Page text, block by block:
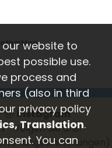
⋅ instagram⋅
- folgen Sie uns!
our website to
possible use.
process and
(also in third
privacy policy
Translation.
You can